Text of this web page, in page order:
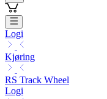
Logi
Kjøring
RS Track Wheel
Logi